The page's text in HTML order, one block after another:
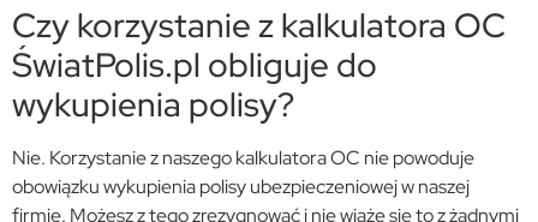
Czy korzystanie z kalkulatora OC
ŚwiatPolis.pl obliguje do
wykupienia polisy?
Nie. Korzystanie z naszego kalkulatora OC nie powoduje
obowiązku wykupienia polisy ubezpieczeniowej w naszej
firmie. Możesz z tego zrezygnować i nie wiąże się to z żadnymi